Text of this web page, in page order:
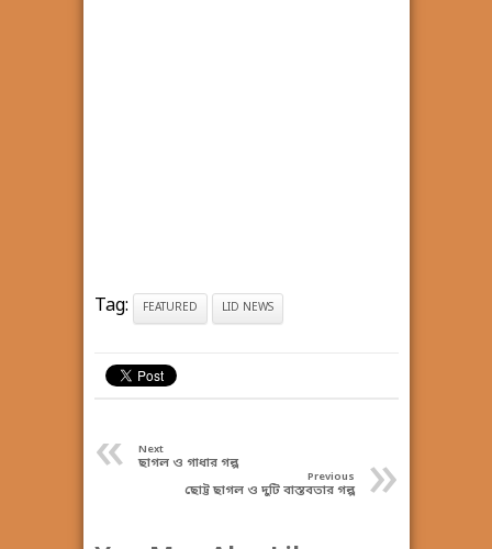
Tag: FEATURED LID NEWS
« Next
ছাগল ও গাধার গল্প »
Previous
ছোট্ট ছাগল ও দুটি বাস্তবতার গল্প